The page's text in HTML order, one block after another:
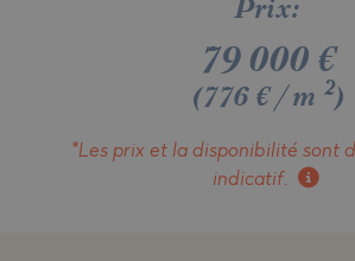
Prix:
79 000 €
(776 €/m 2)
*Les prix et la disponibilité sont
indicatif.